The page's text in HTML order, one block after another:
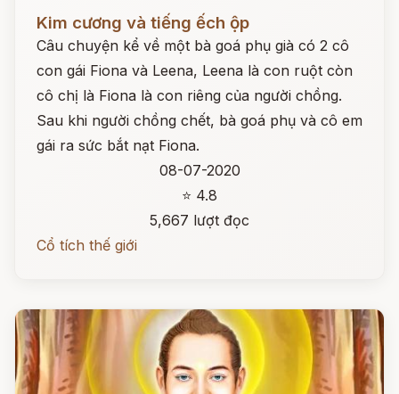
Kim cương và tiếng ếch ộp
Câu chuyện kể về một bà goá phụ già có 2 cô
con gái Fiona và Leena, Leena là con ruột còn
cô chị là Fiona là con riêng của người chồng.
Sau khi người chồng chết, bà goá phụ và cô em
gái ra sức bắt nạt Fiona.
08-07-2020
⭐ 4.8
5,667 lượt đọc
Cổ tích thế giới